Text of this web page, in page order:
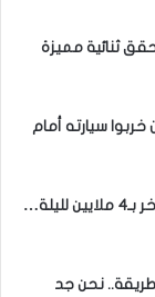
ثنائية مميزة
سيارته أمام
زياش يتقاضى 200 مليون شهريا ويقيم بجناح فاخر بـ4 ملايين لليلة…
نحن جد